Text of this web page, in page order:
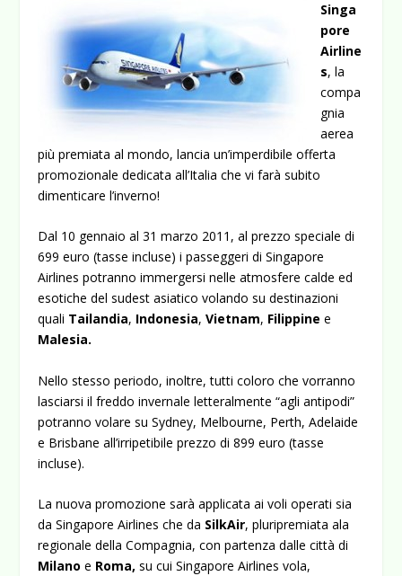
Singa
pore
Airline
s, la
compa
gnia
aerea
più premiata al mondo, lancia un’imperdibile offerta
promozionale dedicata all’Italia che vi farà subito
dimenticare l’inverno!
Dal 10 gennaio al 31 marzo 2011, al prezzo speciale di
699 euro (tasse incluse) i passeggeri di Singapore
Airlines potranno immergersi nelle atmosfere calde ed
esotiche del sudest asiatico volando su destinazioni
quali Tailandia, Indonesia, Vietnam, Filippinee
Malesia.
Nello stesso periodo, inoltre, tutti coloro che vorranno
lasciarsi il freddo invernale letteralmente “agli antipodi”
potranno volare su Sydney, Melbourne, Perth, Adelaide
e Brisbane all’irripetibile prezzo di 899 euro (tasse
incluse).
La nuova promozione sarà applicata ai voli operati sia
da Singapore Airlines che da SilkAir, pluripremiata ala
regionale della Compagnia, con partenza dalle città di
Milano e Roma, su cui Singapore Airlines vola,